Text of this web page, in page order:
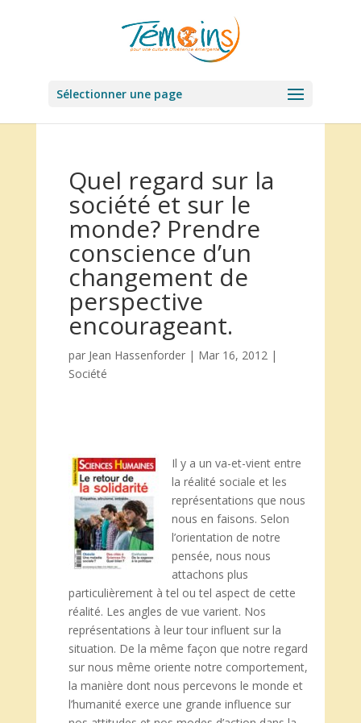
Sélectionner une page
Quel regard sur la
société et sur le
monde? Prendre
conscience d’un
changement de
perspective
encourageant.
par Jean Hassenforder| Mar 16, 2012|
Société
Il y a un va-et-vient entre
la réalité sociale et les
représentations que nous
nous en faisons. Selon
l’orientation de notre
pensée, nous nous
attachons plus
particulièrement à tel ou tel aspect de cette
réalité. Les angles de vue varient. Nos
représentations à leur tour influent sur la
situation. De la même façon que notre regard
sur nous même oriente notre comportement,
la manière dont nous percevons le monde et
l’humanité exerce une grande influence sur